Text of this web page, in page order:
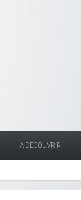
A DÉCOUVRIR